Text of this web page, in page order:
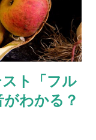
ト「フル
わかる？